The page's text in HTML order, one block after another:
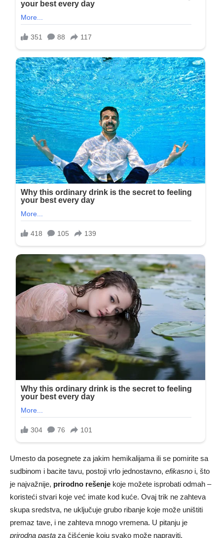
Umesto da posegnete za jakim hemikalijama ili se pomirite sa
sudbinom i bacite tavu, postoji vrlo jednostavno, efikasno i, što
je najvažnije, prirodno rešenje koje možete isprobati odmah –
koristeći stvari koje već imate kod kuće. Ovaj trik ne zahteva
skupa sredstva, ne uključuje grubo ribanje koje može uništiti
premaz tave, i ne zahteva mnogo vremena. U pitanju je
prirodna pasta za čišćenje koju svako može napraviti.